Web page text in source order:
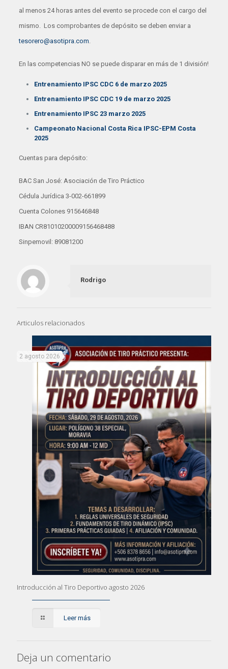
al menos 24 horas antes del evento se procede con el cargo del
mismo. Los comprobantes de depósito se deben enviar a
tesorero@asotipra.com.
En las competencias NO se puede disparar en más de 1 división!
Entrenamiento IPSC CDC 6 de marzo 2025
Entrenamiento IPSC CDC 19 de marzo 2025
Entrenamiento IPSC 23 marzo 2025
Campeonato Nacional Costa Rica IPSC-EPM Costa
2025
Cuentas para depósito:
BAC San José: Asociación de Tiro Práctico
Cédula Jurídica 3-002-661899
Cuenta Colones 915646848
IBAN CR81010200009156468488
Sinpemovil: 89081200
Rodrigo
Articulos relacionados
2 agosto 2026
Introducción al Tiro Deportivo agosto 2026
Leer más
Deja un comentario